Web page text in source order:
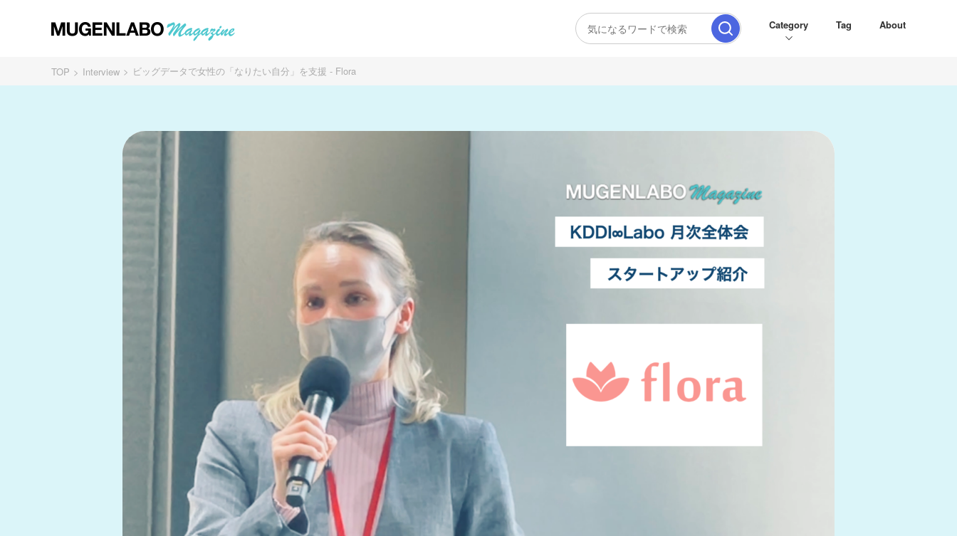
Category Tag About
TOP Interview ビッグデータで女性の「なりたい自分」を支援 - Flora